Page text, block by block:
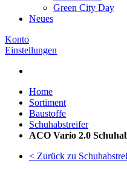
Green City Day
Neues
Konto
Einstellungen
Home
Sortiment
Baustoffe
Schuhabstreifer
ACO Vario 2.0
< Zurück zu